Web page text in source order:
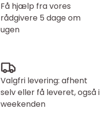
Få hjælp fra vores
rådgivere 5 dage om
ugen
Valgfri levering: afhent
selv eller få leveret, også i
weekenden